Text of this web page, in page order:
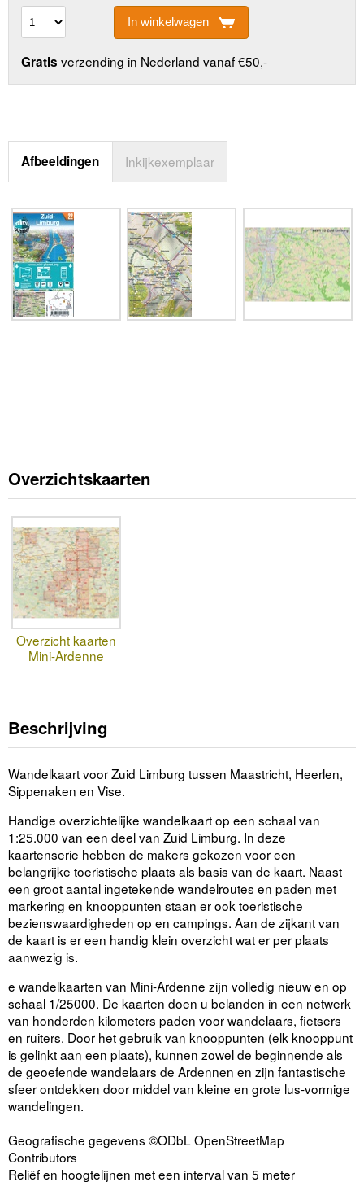
In winkelwagen
Gratis verzending in Nederland vanaf €50,-
Afbeeldingen Inkijkexemplaar
Overzichtskaarten
Overzicht kaarten
Mini-Ardenne
Beschrijving
Wandelkaart voor Zuid Limburg tussen Maastricht, Heerlen,
Sippenaken en Vise.
Handige overzichtelijke wandelkaart op een schaal van
1:25.000 van een deel van Zuid Limburg. In deze
kaartenserie hebben de makers gekozen voor een
belangrijke toeristische plaats als basis van de kaart. Naast
een groot aantal ingetekende wandelroutes en paden met
markering en knooppunten staan er ook toeristische
bezienswaardigheden op en campings. Aan de zijkant van
de kaart is er een handig klein overzicht wat er per plaats
aanwezig is.
e wandelkaarten van Mini-Ardenne zijn volledig nieuw en op
schaal 1/25000. De kaarten doen u belanden in een netwerk
van honderden kilometers paden voor wandelaars, fietsers
en ruiters. Door het gebruik van knooppunten (elk knooppunt
is gelinkt aan een plaats), kunnen zowel de beginnende als
de geoefende wandelaars de Ardennen en zijn fantastische
sfeer ontdekken door middel van kleine en grote lus-vormige
wandelingen.
Geografische gegevens ©ODbL OpenStreetMap
Contributors
Reliëf en hoogtelijnen met een interval van 5 meter